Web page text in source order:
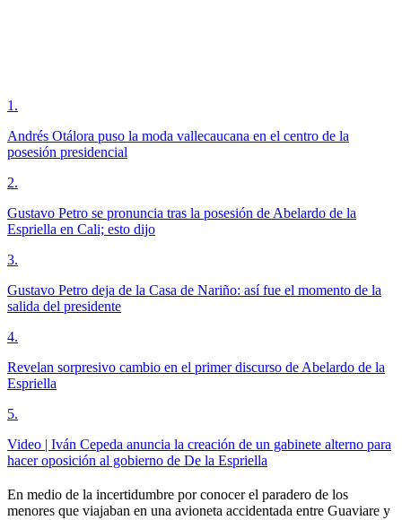
1 .
Andrés Otálora puso la moda vallecaucana en el centro de la
posesión presidencial
2.
Gustavo Petro se pronuncia tras la posesión de Abelardo de la
Espriella en Cali; esto dijo
3.
Gustavo Petro deja de la Casa de Nariño: así fue el momento de la
salida del presidente
4.
Revelan sorpresivo cambio en el primer discurso de Abelardo de la
Espriella
5.
Video | Iván Cepeda anuncia la creación de un gabinete alterno para
hacer oposición al gobierno de De la Espriella
En medio de la incertidumbre por conocer el paradero de los
menores que viajaban en una avioneta accidentada entre Guaviare y